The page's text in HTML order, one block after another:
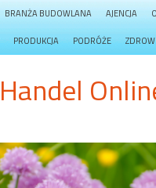
BRANŻA BUDOWLANA AJENCJA
PRODUKCJA PODRÓŻE
Handel